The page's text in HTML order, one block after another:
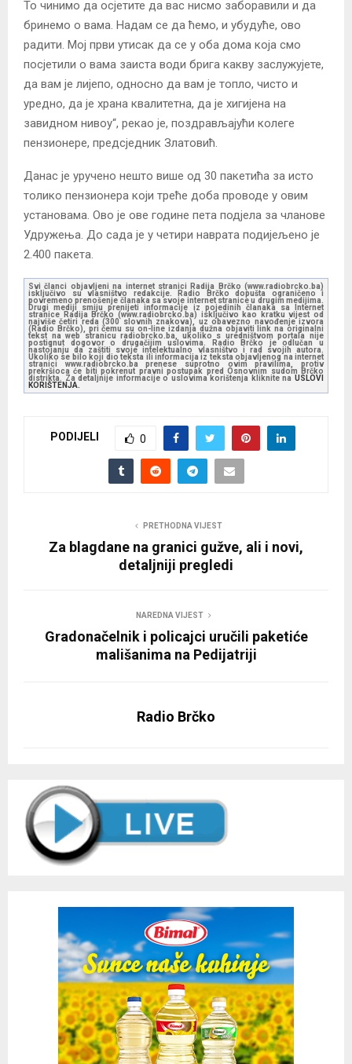
То чинимо да осјетите да вас нисмо заборавили и да
бринемо о вама. Надам се да ћемо, и убудуће, ово
радити. Мој први утисак да се у оба дома која смо
посјетили о вама заиста води брига какву заслужујете,
да вам је лијепо, односно да вам је топло, чисто и
уредно, да је храна квалитетна, да је хигијена на
завидном нивоу“, рекао је, поздрављајући колеге
пензионере, предсједник Златовић.
Данас је уручено нешто више од 30 пакетића за исто
толико пензионера који треће доба проводе у овим
установама. Ово је ове године пета подјела за чланове
Удружења. До сада је у четири наврата подијељено је
2.400 пакета.
Svi članci objavljeni na internet stranici Radija Brčko (www.radiobrcko.ba)
isključivo su vlasništvo redakcije. Radio Brčko dopušta ograničeno i
povremeno prenošenje članaka sa svoje internet stranice u drugim medijima.
Drugi mediji smiju prenijeti informacije iz pojedinih članaka sa Internet
stranice Radija Brčko (www.radiobrcko.ba) isključivo kao kratku vijest od
najviše četiri reda (300 slovnih znakova), uz obavezno navođenje izvora
(Radio Brčko), pri čemu su on-line izdanja dužna objaviti link na originalni
tekst na web stranicu radiobrcko.ba, ukoliko s uredništvom portala nije
postignut dogovor o drugačijim uslovima. Radio Brčko je odlučan u
nastojanju da zaštiti svoje intelektualno vlasništvo i rad svojih autora.
Ukoliko se bilo koji dio teksta ili informacija iz teksta objavljenog na internet
stranici www.radiobrcko.ba prenese suprotno ovim pravilima, protiv
prekršioca će biti pokrenut pravni postupak pred Osnovnim sudom Brčko
distrikta. Za detaljnije informacije o uslovima korištenja kliknite na USLOVI
KORIŠTENJA.
PODIJELI 0
PRETHODNA VIJEST
Za blagdane na granici gužve, ali i novi,
detaljniji pregledi
NAREDNA VIJEST
Gradonačelnik i policajci uručili paketiće
mališanima na Pedijatriji
Radio Brčko